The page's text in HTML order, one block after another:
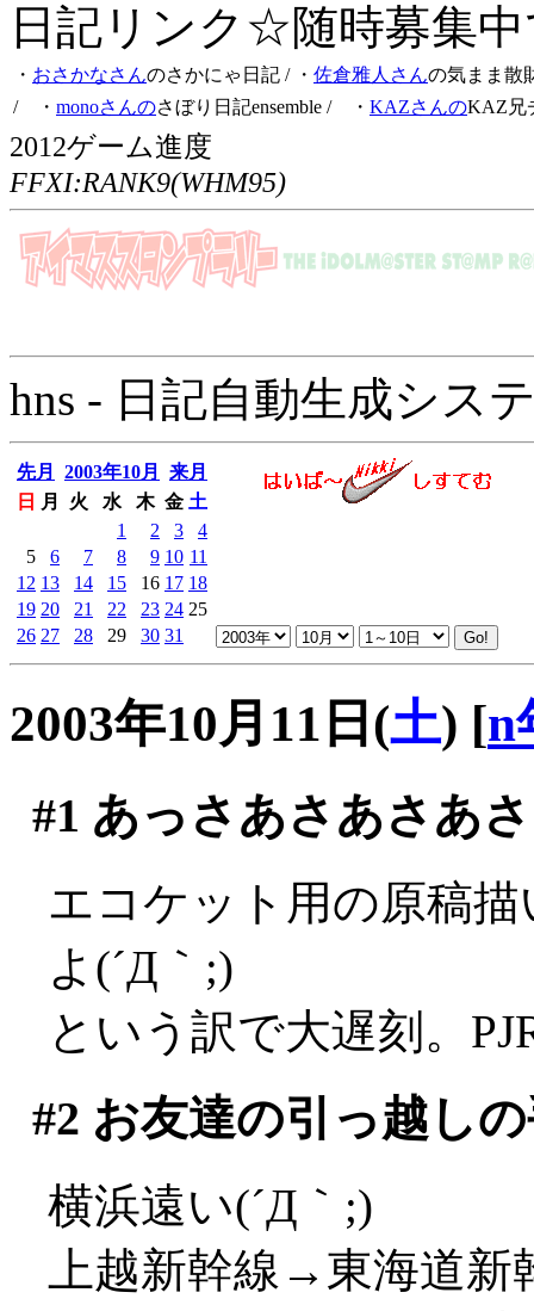
日記リンク☆随時募集
・ おさかなさんのさかにゃ日記 / ・ 佐倉雅人さんの気まま散
/ ・ monoさんのさぼり日記ensemble / ・ KAZさんのKAZ兄
2012ゲーム進度
FFXI:RANK9(WHM95)
hns - 日記自動生成シス
先月 2003年10月
来月
日
月 火 水 木 金 土
1
2 3
4
5
6 7 8 9 10 11
12 13 14 15 16 17 18
19 20 21 22 23 24 25
26 27 28 29 30 31
2003年10月11日(土) [n
#1 あっさあさあさあ
エコケット用の原稿
よ(´Д｀;)
という訳で大遅刻。
#2 お友達の引っ越し
横浜遠い(´Д｀;)
上越新幹線→東海道